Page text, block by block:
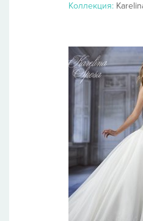
Коллекция: